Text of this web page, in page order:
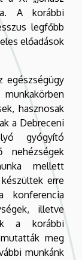
A korábbi
legfőbb
előadások
egészségügy
hasznosak
a Debreceni
gyógyító
nehézségek
mellett
erre
konferencia
illetve
a korábbi
meg
munkánk